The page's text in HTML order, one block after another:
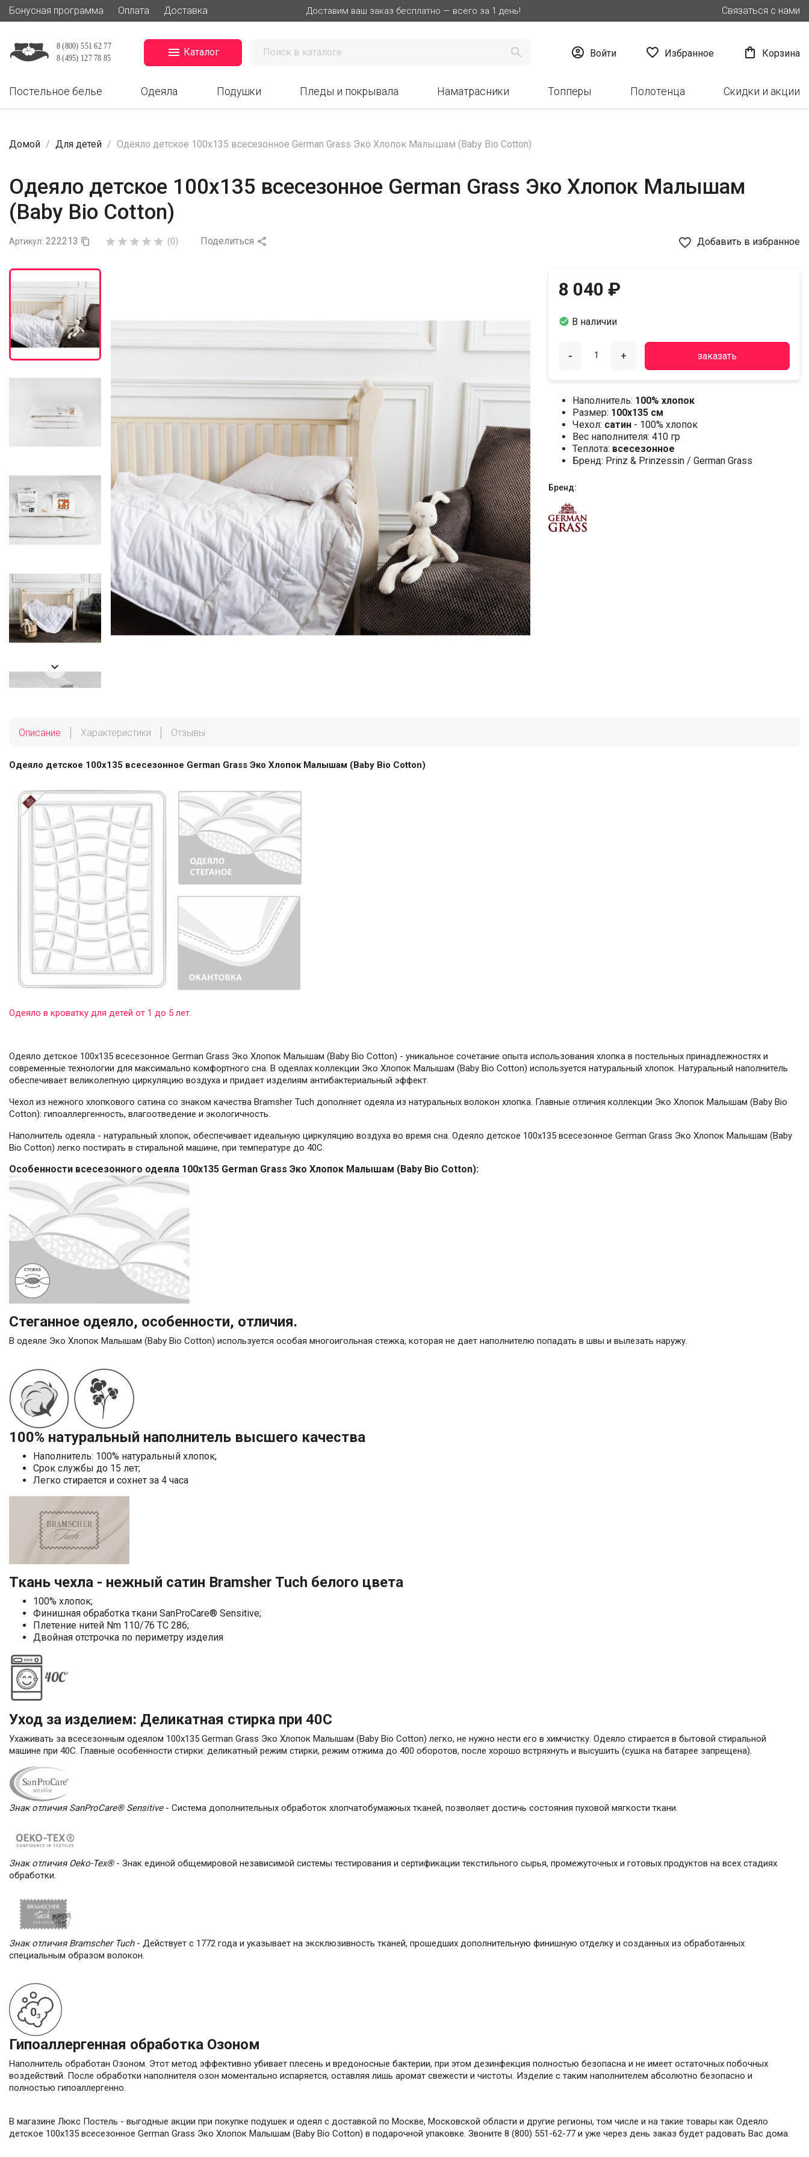
Бонусная программа Оплата Доставка Доставим ваш заказ бесплатно — всего за 1 день! Связаться с нами
 Каталог   Войти  Избранное  Корзина
Постельное белье Одеяла Подушки Пледы и покрывала Наматрасники Топперы Полотенца Скидки и акции
Домой Для детей Одеяло детское 100х135 всесезонное German Grass Эко Хлопок Малышам (Baby Bio Cotton)
Одеяло детское 100х135 всесезонное German Grass Эко Хлопок Малышам
(Baby Bio Cotton)
Артикул: 222213       (0) Поделиться  favorite_border Добавить в избранное

8 040 ₽
 В наличии
- + заказать
Наполнитель: 100% хлопок
Размер: 100х135 см
Чехол: сатин - 100% хлопок
Вес наполнителя: 410 гр
Теплота: всесезонное
Бренд: Prinz & Prinzessin / German Grass
Бренд:
Описание Характеристики Отзывы
Одеяло детское 100х135 всесезонное German Grass Эко Хлопок Малышам (Baby Bio Cotton)
Одеяло в кроватку для детей от 1 до 5 лет.
Одеяло детское 100х135 всесезонное German Grass Эко Хлопок Малышам (Baby Bio Cotton) - уникальное сочетание опыта использования хлопка в постельных принадлежностях и
современные технологии для максимально комфортного сна. В одеялах коллекции Эко Хлопок Малышам (Baby Bio Cotton) используется натуральный хлопок. Натуральный наполнитель
обеспечивает великолепную циркуляцию воздуха и придает изделиям антибактериальный эффект.
Чехол из нежного хлопкового сатина со знаком качества Bramsher Tuch дополняет одеяла из натуральных волокон хлопка. Главные отличия коллекции Эко Хлопок Малышам (Baby Bio
Cotton): гипоаллергенность, влагоотведение и экологичность.
Наполнитель одеяла - натуральный хлопок, обеспечивает идеальную циркуляцию воздуха во время сна. Одеяло детское 100х135 всесезонное German Grass Эко Хлопок Малышам (Baby
Bio Cotton) легко постирать в стиральной машине, при температуре до 40С.
Особенности всесезонного одеяла 100x135 German Grass Эко Хлопок Малышам (Baby Bio Cotton):
Стеганное одеяло, особенности, отличия.
В одеяле Эко Хлопок Малышам (Baby Bio Cotton) используется особая многоигольная стежка, которая не дает наполнителю попадать в швы и вылезать наружу.
100% натуральный наполнитель высшего качества
Наполнитель: 100% натуральный хлопок;
Срок службы до 15 лет;
Легко стирается и сохнет за 4 часа
Ткань чехла - нежный сатин Bramsher Tuch белого цвета
100% хлопок;
Финишная обработка ткани SanProCare® Sensitive;
Плетение нитей Nm 110/76 TC 286;
Двойная отстрочка по периметру изделия
Уход за изделием: Деликатная стирка при 40С
Ухаживать за всесезонным одеялом 100х135 German Grass Эко Хлопок Малышам (Baby Bio Cotton) легко, не нужно нести его в химчистку. Одеяло стирается в бытовой стиральной
машине при 40С. Главные особенности стирки: деликатный режим стирки, режим отжима до 400 оборотов, после хорошо встряхнуть и высушить (сушка на батарее запрещена).
Знак отличия SanProCare® Sensitive - Система дополнительных обработок хлопчатобумажных тканей, позволяет достичь состояния пуховой мягкости ткани.
Знак отличия Oeko-Tex® - Знак единой общемировой независимой системы тестирования и сертификации текстильного сырья, промежуточных и готовых продуктов на всех стадиях
обработки.
Знак отличия Bramscher Tuch- Действует с 1772 года и указывает на эксклюзивность тканей, прошедших дополнительную финишную отделку и созданных из обработанных
специальным образом волокон.
Гипоаллергенная обработка Озоном
Наполнитель обработан Озоном. Этот метод эффективно убивает плесень и вредоносные бактерии, при этом дезинфекция полностью безопасна и не имеет остаточных побочных
воздействий. После обработки наполнителя озон моментально испаряется, оставляя лишь аромат свежести и чистоты. Изделие с таким наполнителем абсолютно безопасно и
полностью гипоаллергенно.
В магазине Люкс Постель - выгодные акции при покупке подушек и одеял с доставкой по Москве, Московской области и другие регионы, том числе и на такие товары как Одеяло
детское 100х135 всесезонное German Grass Эко Хлопок Малышам (Baby Bio Cotton) в подарочной упаковке. Звоните 8 (800) 551-62-77 и уже через день заказ будет радовать Вас дома.